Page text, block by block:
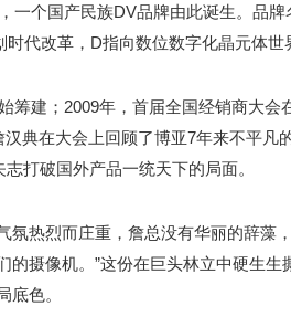
一个国产民族DV品牌由此诞生。品
代改革，D指向数位数字化晶元体世
筹建；2009年，首届全国经销商大
典在大会上回顾了博亚7年来不平凡
打破国外产品一统天下的局面。
氛热烈而庄重，詹总没有华丽的辞藻
的摄像机。”这份在巨头林立中硬生
底色。